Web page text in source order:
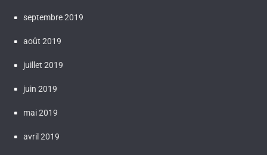
septembre 2019
août 2019
juillet 2019
juin 2019
mai 2019
avril 2019